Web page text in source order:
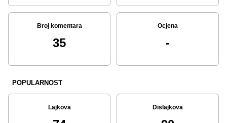
Broj komentara
35
Ocjena
-
POPULARNOST
Lajkova Dislajkova